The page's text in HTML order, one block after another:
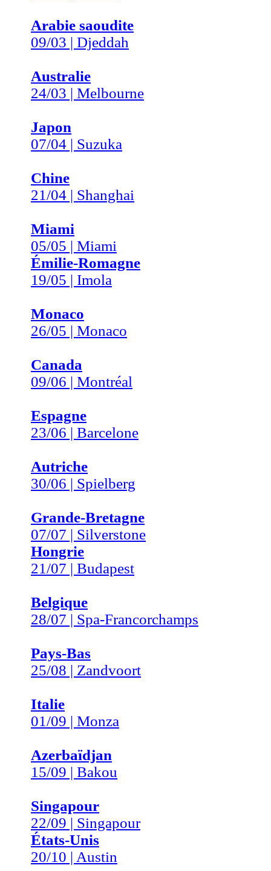
Arabie saoudite
09/03 | Djeddah
Australie
24/03 | Melbourne
Japon
07/04 | Suzuka
Chine
21/04 | Shanghai
Miami
05/05 | Miami
Émilie-Romagne
19/05 | Imola
Monaco
26/05 | Monaco
Canada
09/06 | Montréal
Espagne
23/06 | Barcelone
Autriche
30/06 | Spielberg
Grande-Bretagne
07/07 | Silverstone
Hongrie
21/07 | Budapest
Belgique
28/07 | Spa-Francorchamps
Pays-Bas
25/08 | Zandvoort
Italie
01/09 | Monza
Azerbaïdjan
15/09 | Bakou
Singapour
22/09 | Singapour
États-Unis
20/10 | Austin